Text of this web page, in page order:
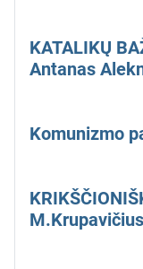
KATALIKŲ
Antanas
Komunizmo
M.Krupavičius